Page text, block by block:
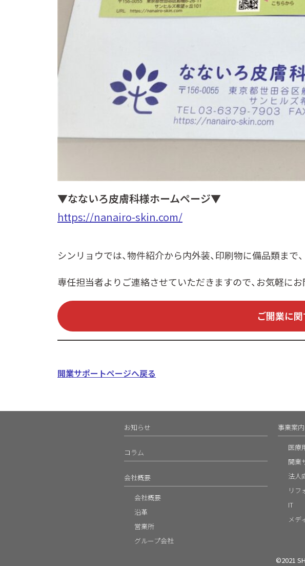
▼なないろ皮膚科様ホームページ▼
https://nanairo-skin.com/
シンリョウでは、物件紹介から内外装、印刷物に備品類まで
専任担当者よりご連絡させていただきますので、お気軽に
ご開業に
開業サポートページへ戻る
お知らせ
コラム
会社概要
会社概要
沿革
営業所
グループ会社
事業案内
医療
開業
法人
リフ
IT
メデ
©2021